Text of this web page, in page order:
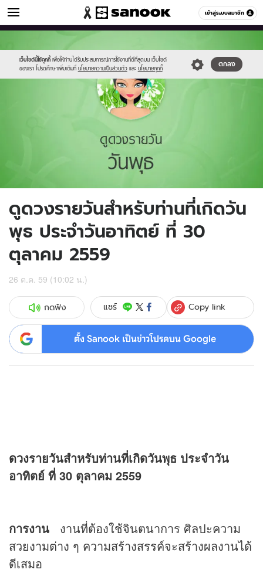
เข้าสู่ระบบสมาชิก
ดูดวง หมวดอื่นๆ
เว็บไซต์นี้ใช้คุกกี้ เพื่อให้ท่านได้รับประสบการณ์การใช้งานที่ดีที่สุดบน เว็บไซต์
ของเรา โปรดศึกษาเพิ่มเติมที่ นโยบายความเป็นส่วนตัว และ นโยบายคุกกี้
ตกลง
//s.isanook.com/sr/0/images/logo-
new-
sanook.png
//s.isanook.com/ho/0/ud/fxd/day/4_wed.jpg
ดูดวงรายวันสำหรับท่านที่เกิดวัน
พุธ ประจำวันอาทิตย์ ที่ 30
ตุลาคม 2559
26 ต.ค. 59 (10:02 น.)
กดฟัง แชร์ Copy link
ตั้ง Sanook เป็นข่าวโปรดบน Google
ดวงรายวันสำหรับท่านที่เกิดวันพุธ ประจำวัน
อาทิตย์ ที่ 30 ตุลาคม 2559
การงาน งานที่ต้องใช้จินตนาการ ศิลปะความ
สวยงามต่าง ๆ ความสร้างสรรค์จะสร้างผลงานได้
ดีเสมอ